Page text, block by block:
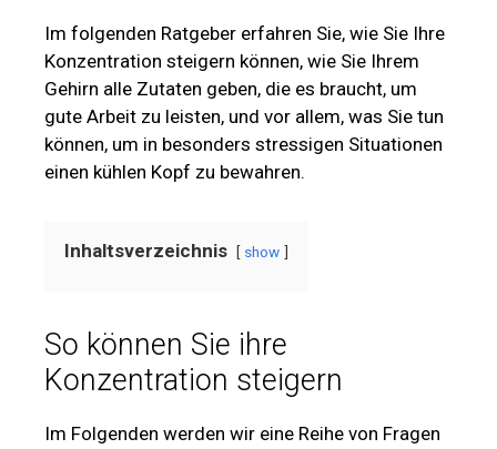
Im folgenden Ratgeber erfahren Sie, wie Sie Ihre
Konzentration steigern können, wie Sie Ihrem
Gehirn alle Zutaten geben, die es braucht, um
gute Arbeit zu leisten, und vor allem, was Sie tun
können, um in besonders stressigen Situationen
einen kühlen Kopf zu bewahren.
Inhaltsverzeichnis show
So können Sie ihre
Konzentration steigern
Im Folgenden werden wir eine Reihe von Fragen